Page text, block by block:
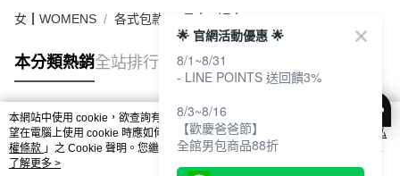
女┃WOMENS 各式包款 長夾 / 短夾
本分類熱銷全站排行
熱門標籤
本網站中使用 cookie，欲查詢有關本網站使用 cookie 方式之詳情，及若您不希
望在電腦上使用 cookie 時應如何變更電腦的 cookie 設定，請參閱本網站「
隱私
權條款 」之 Cookie 聲明。您繼續使用本網站即表示您同意本公司得按本網站使
用條款之 Cookie 聲明使用 cookie。
了解更多 >
🌟 官網活動優惠 🌟
8/1~8/31
- LINE POINTS 送回饋3%
8/3~8/16
【歡慶爸爸節】
全館男包商品88折